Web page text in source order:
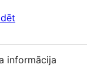
informācija